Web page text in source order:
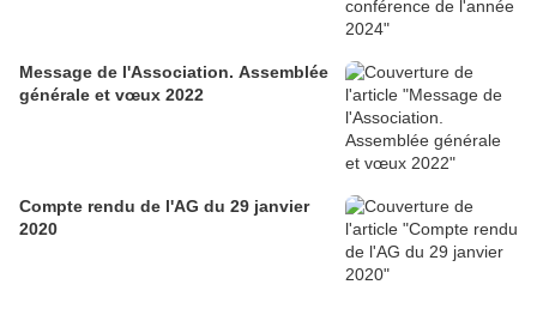
Message de l'Association. Assemblée
générale et vœux 2022
Compte rendu de l'AG du 29 janvier
2020